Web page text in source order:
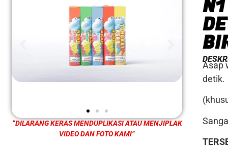
“DILARANG KERAS MENDUPLIKASI ATAU MENJIPLAK
VIDEO DAN FOTO KAMI”
Asap
detik.